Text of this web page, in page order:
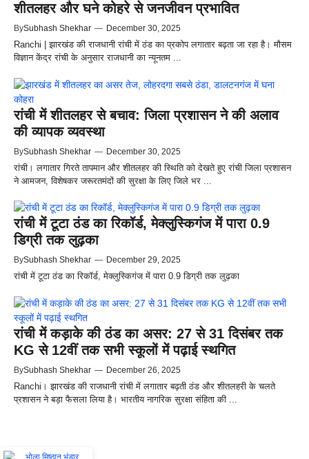
शीतलहर और घने कोहरे से जनजीवन प्रभावित
BySubhash Shekhar — December 30, 2025
Ranchi | झारखंड की राजधानी रांची में ठंड का प्रकोप लगातार बढ़ता जा रहा है। मौसम
विज्ञान केंद्र रांची के अनुसार राजधानी का न्यूनतम ...
रांची में शीतलहर से बचाव: जिला प्रशासन ने की अलाव
की व्यापक व्यवस्था
BySubhash Shekhar — December 30, 2025
रांची। लगातार गिरते तापमान और शीतलहर की स्थिति को देखते हुए रांची जिला प्रशासन
ने आमजन, विशेषकर जरूरतमंदों की सुरक्षा के लिए जिले भर ...
रांची में टूटा ठंड का रिकॉर्ड, मेक्लुस्किगंज में पारा 0.9
डिग्री तक लुढ़का
BySubhash Shekhar — December 29, 2025
रांची में टूटा ठंड का रिकॉर्ड, मेक्लुस्किगंज में पारा 0.9 डिग्री तक लुढ़का
रांची में कड़ाके की ठंड का असर: 27 से 31 दिसंबर तक
KG से 12वीं तक सभी स्कूलों में पढ़ाई स्थगित
BySubhash Shekhar — December 26, 2025
Ranchi। झारखंड की राजधानी रांची में लगातार बढ़ती ठंड और शीतलहरी के चलते
प्रशासन ने बड़ा फैसला लिया है। भारतीय नागरिक सुरक्षा संहिता की ...